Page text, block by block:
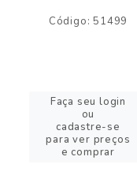
Código: 51499
Faça seu login
ou
cadastre-se
para ver preços
e comprar